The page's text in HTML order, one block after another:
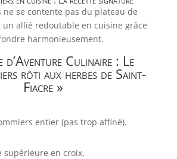
ne se contente pas du plateau de
un allié redoutable en cuisine grâce
harmonieusement.
d’Aventure Culinaire : Le
rôti aux herbes de Saint-
Fiacre »
entier (pas trop affiné).
supérieure en croix.